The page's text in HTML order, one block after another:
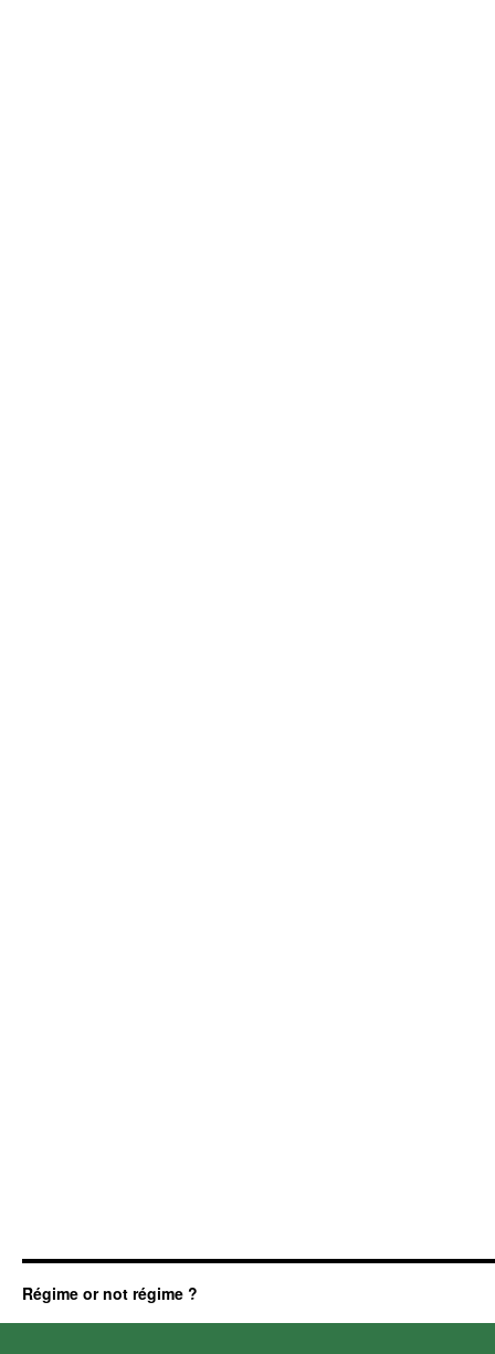
Régime or not régime ?